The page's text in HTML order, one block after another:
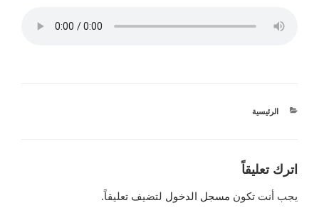
التصنيفات
الرئيسية
اترك تعليقاً
يجب أنت تكون مسجل الدخول لتضيف تعليقاً.